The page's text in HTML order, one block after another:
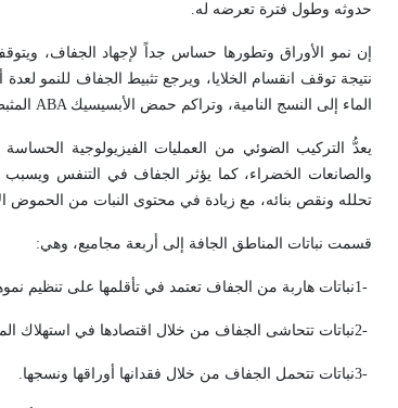
حدوثه وطول فترة تعرضه له.
إن نمو الأوراق وتطورها حساس جداً لإجهاد الجفاف،
نتيجة توقف انقسام الخلايا، ويرجع تثبيط الجفاف للنمو
الماء إلى النسج النامية، وتراكم حمض الأبسيسيك ABA
يعدُّ التركيب الضوئي من العمليات الفيزيولوجية
والصانعات الخضراء، كما يؤثر الجفاف في التنفس
تحلله ونقص بنائه، مع زيادة في محتوى النبات من الحموض
قسمت نباتات المناطق الجافة إلى أربعة مجاميع، وهي:
1-نباتات هاربة من الجفاف تعتمد في تأقلمها على تنظيم
2-نباتات تتحاشى الجفاف من خلال اقتصادها في استهلاك
3-نباتات تتحمل الجفاف من خلال فقدانها أوراقها ونسجها.